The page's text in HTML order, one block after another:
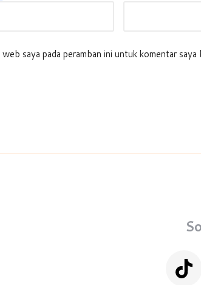
web saya pada peramban ini untuk komentar saya